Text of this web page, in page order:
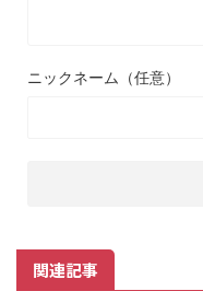
ニックネーム（任意）
関連記事